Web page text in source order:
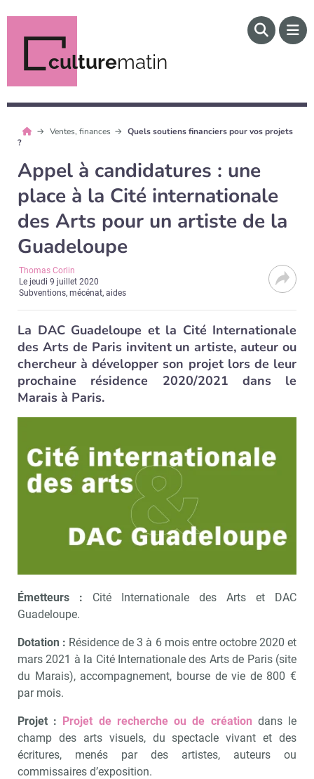
culturematin
Ventes, finances
Quels soutiens financiers pour vos projets
?
Appel à candidatures : une
place à la Cité internationale
des Arts pour un artiste de la
Guadeloupe
Thomas Corlin
Lejeudi 9 juillet 2020
Subventions, mécénat, aides
La DAC Guadeloupe et la Cité Internationale
des Arts de Paris invitent un artiste, auteur ou
chercheur à développer son projet lors de leur
prochaine résidence 2020/2021 dans le
Marais à Paris.
Émetteurs : Cité Internationale des Arts et DAC
Guadeloupe.
Dotation : Résidence de 3 à 6 mois entre octobre 2020 et
mars 2021 à la Cité Internationale des Arts de Paris (site
du Marais), accompagnement, bourse de vie de 800 €
par mois.
Projet : Projet de recherche ou de création dans le
champ des arts visuels, du spectacle vivant et des
écritures, menés par des artistes, auteurs ou
commissaires d’exposition.